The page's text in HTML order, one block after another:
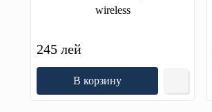
wireless
245 лей
В корзину